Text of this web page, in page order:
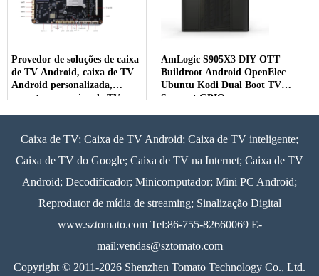
Provedor de soluções de caixa
de TV Android, caixa de TV
Android personalizada,
suporte para caixa de TV
AmLogic S905X3 DIY OTT
Buildroot Android OpenElec
Ubuntu Kodi Dual Boot TV
Support GPIO
Caixa de TV; Caixa de TV Android; Caixa de TV inteligente;
Caixa de TV do Google; Caixa de TV na Internet; Caixa de TV
Android; Decodificador; Minicomputador; Mini PC Android;
Reprodutor de mídia de streaming; Sinalização Digital
www.sztomato.comTel:86-755-82660069 E-
mail:vendas@sztomato.com
Copyright © 2011-2026 Shenzhen Tomato Technology Co., Ltd.